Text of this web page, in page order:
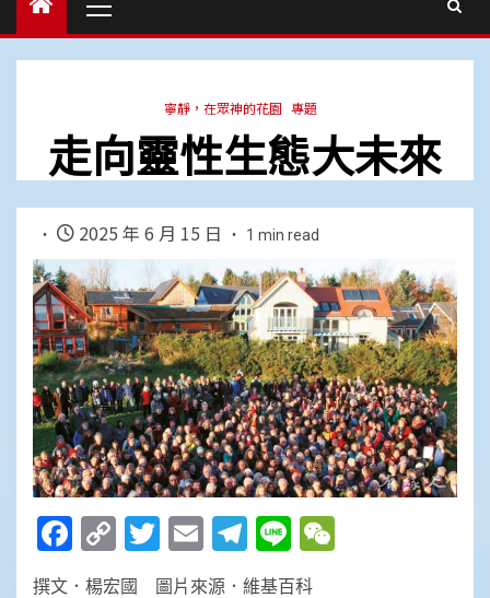
Menu
寧靜，在眾神的花園 專題
走向靈性生態大未來
2025 年 6 月 15 日 1 min read
Facebook
Copy
Link
Twitter
EmailTelegram
Line
撰文．楊宏國 圖片來源．維基百科